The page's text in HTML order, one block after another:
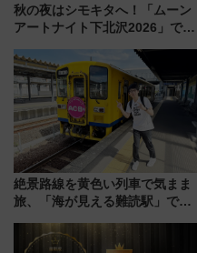
秋の夜はシモキタへ！「ムーン
アートナイト下北沢2026」でイ
を満喫しよう
絶景路線を黄色い列車で気まま
旅、「海が見える難読駅」で幸
「新・鉄道ひとり旅」279回目